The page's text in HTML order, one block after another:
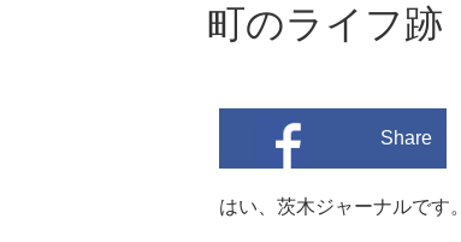
町のライフ跡
Share
はい、茨木ジャーナルです。